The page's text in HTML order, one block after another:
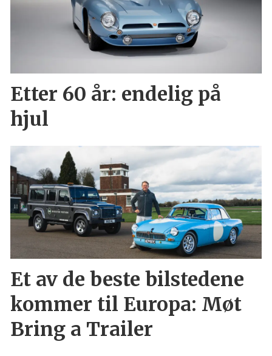
Etter 60 år: endelig på
hjul
Et av de beste bilstedene
kommer til Europa: Møt
Bring a Trailer